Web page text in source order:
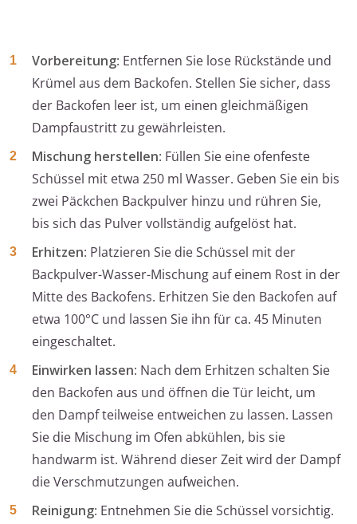
Vorbereitung: Entfernen Sie lose Rückstände und
Krümel aus dem Backofen. Stellen Sie sicher, dass
der Backofen leer ist, um einen gleichmäßigen
Dampfaustritt zu gewährleisten.
Mischung herstellen: Füllen Sie eine ofenfeste
Schüssel mit etwa 250 ml Wasser. Geben Sie ein bis
zwei Päckchen Backpulver hinzu und rühren Sie,
bis sich das Pulver vollständig aufgelöst hat.
Erhitzen: Platzieren Sie die Schüssel mit der
Backpulver-Wasser-Mischung auf einem Rost in der
Mitte des Backofens. Erhitzen Sie den Backofen auf
etwa 100°C und lassen Sie ihn für ca. 45 Minuten
eingeschaltet.
Einwirken lassen: Nach dem Erhitzen schalten Sie
den Backofen aus und öffnen die Tür leicht, um
den Dampf teilweise entweichen zu lassen. Lassen
Sie die Mischung im Ofen abkühlen, bis sie
handwarm ist. Während dieser Zeit wird der Dampf
die Verschmutzungen aufweichen.
Reinigung: Entnehmen Sie die Schüssel vorsichtig.